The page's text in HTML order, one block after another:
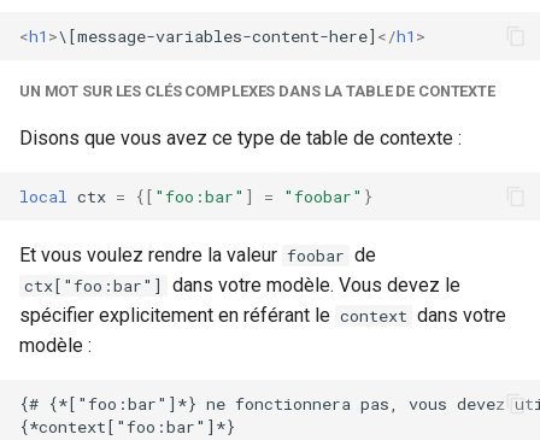
stream-sts
stream-upsync
sts
substitutions
sysguard
Macros
Appel de Méthodes dans
Lua
Sortie
Intégration d'Angular ou
d'autres balises /
<h1 >\[message-variables-content-here] </h1 >
UN MOT SUR LES CLÉS COMPLEXES DANS LA TABLE DE CONTEXTE
Disons que vous avez ce type de table de contexte :
local ctx = {[ "foo:bar" ] = "foobar" }
Et vous voulez rendre la valeur foobar de
ctx["foo:bar"]
dans votre modèle. Vous devez le
spécifier explicitement en référant le context dans votre
modèle :
{# {*["foo:bar"]*} ne fonctionnera pas, vous devez